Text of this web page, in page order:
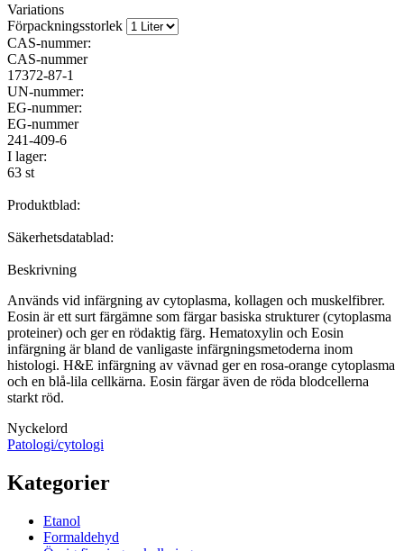
Variations
Förpackningsstorlek
CAS-nummer:
CAS-nummer
17372-87-1
UN-nummer:
EG-nummer:
EG-nummer
241-409-6
I lager:
63 st
Produktblad:
Säkerhetsdatablad:
Beskrivning
Används vid infärgning av cytoplasma, kollagen och muskelfibrer.
Eosin är ett surt färgämne som färgar basiska strukturer (cytoplasma
proteiner) och ger en rödaktig färg. Hematoxylin och Eosin
infärgning är bland de vanligaste infärgningsmetoderna inom
histologi. H&E infärgning av vävnad ger en rosa-orange cytoplasma
och en blå-lila cellkärna. Eosin färgar även de röda blodcellerna
starkt röd.
Nyckelord
Patologi/cytologi
Kategorier
Etanol
Formaldehyd